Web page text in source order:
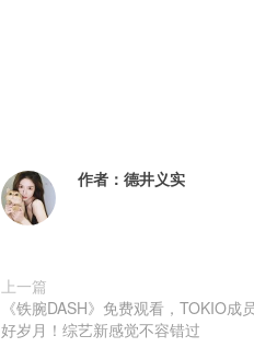
作者： 德井义实
上一篇
《铁腕DASH》免费观看，TOKIO成
好岁月！综艺新感觉不容错过